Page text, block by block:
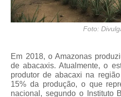
Foto:
Em 2018, o Amazonas
de abacaxis. Atualmente, o
produtor de abacaxi na
15% da produção, o que
nacional, segundo o Instituto